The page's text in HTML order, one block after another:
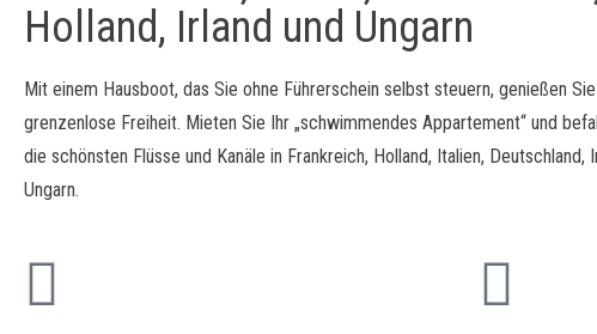
Holland, Irland und Ungarn
Mit einem Hausboot, das Sie ohne Führerschein selbst steuern, genießen Sie
grenzenlose Freiheit. Mieten Sie Ihr „schwimmendes Appartement“ und
die schönsten Flüsse und Kanäle in Frankreich, Holland, Italien, Deutschland,
Ungarn.